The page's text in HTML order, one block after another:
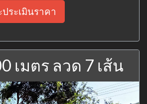
ระเมินราคา
เมตร ลวด 7 เส้น